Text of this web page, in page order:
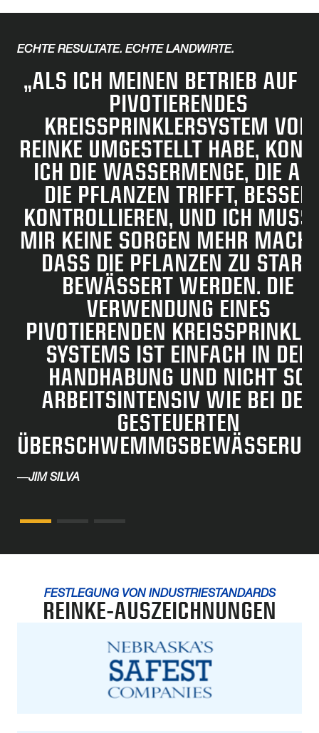
ECHTE RESULTATE. ECHTE LANDWIRTE.
„ALS ICH MEINEN BETRIEB AUF
PIVOTIERENDES
KREISSPRINKLERSYSTEM VON
REINKE UMGESTELLT HABE,
ICH DIE WASSERMENGE, DIE
DIE PFLANZEN TRIFFT, BESSER
KONTROLLIEREN, UND ICH
MIR KEINE SORGEN MEHR
DASS DIE PFLANZEN ZU STARK
BEWÄSSERT WERDEN. DIE
VERWENDUNG EINES
PIVOTIERENDEN
SYSTEMS IST EINFACH IN DER
HANDHABUNG UND NICHT SO
ARBEITSINTENSIV WIE BEI DER
GESTEUERTEN
—JIM SILVA
FESTLEGUNG VON INDUSTRIESTANDARDS
REINKE-AUSZEICHNUNGEN